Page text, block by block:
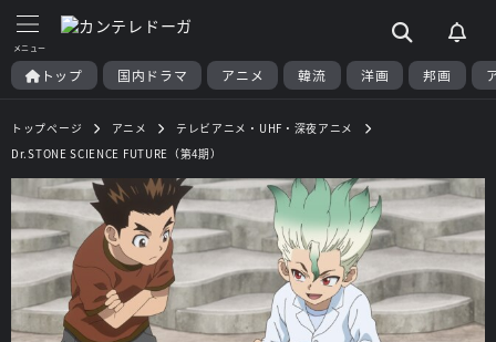
トップ 国内ドラマ アニメ 韓流 洋画 邦画
トップページ アニメ
テレビアニメ・UHF・深夜アニメ
Dr.STONE SCIENCE FUTURE（第4期）